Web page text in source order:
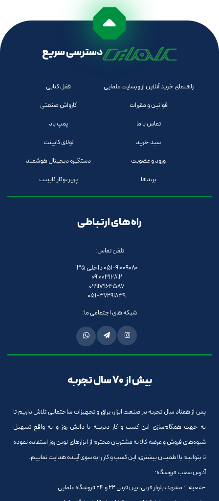
دسترسی سریع
راهنمای خرید آنلاین از وبسایت علمایی
قوانین و مقررات
تماس با ما
سبد خرید
ورود و عضویت
برندها
قفل کتابی
کارواش صنعتی
پمپ باد
لولای کابینت
دستگیره دیجیتال هوشمند
پریز توکار کابینت
راه های ارتباطی
تلفن تماس:
051-91009080 داخلی 135
09100312812
09917964587
051-37291839
شبکه های اجتماعی ما:
بیش از 70 سال تجربه
پس از هفتاد سال تجربه در صنعت ابزار، یراق و تجهیزات ساختمانی تلاش داریم تا
به جهت همگام‌سازی این کسب و کار دیرینه با دانش روز و به واقع تسهیل
شیوه‌های فروش و عرضه کالا به مشتریان محترم از ابزارهای نوین روز استفاده نموده
تا بتوانیم با اطمینان بیشتری، این کسب و کار را به سوی آینده هدایت نماییم.
آدرس شعب فروشگاه:
-شعبه 1 : مشهد، بلوار قرنی، بین قرنی 22 و 24 فروشگاه علمایی